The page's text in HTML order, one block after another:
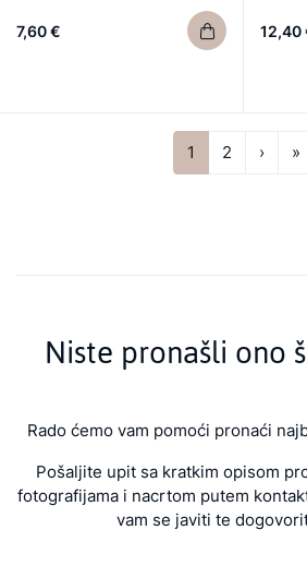
7,60 € 12,40
1 2 ›Next
»
Niste pronašli ono
Rado ćemo vam pomoći pronaći
Pošaljite upit sa kratkim opisom
fotografijama i nacrtom putem
vam se javiti te